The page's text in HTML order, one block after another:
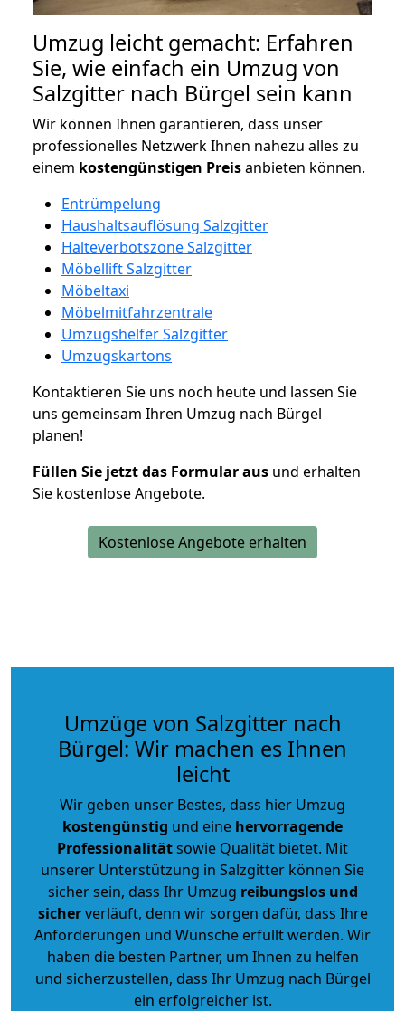
Umzug leicht gemacht: Erfahren
Sie, wie einfach ein Umzug von
Salzgitter nach Bürgel sein kann
Wir können Ihnen garantieren, dass unser
professionelles Netzwerk Ihnen nahezu alles zu
einem kostengünstigen Preisanbieten können.
Entrümpelung
Haushaltsauflösung Salzgitter
Halteverbotszone Salzgitter
Möbellift Salzgitter
Möbeltaxi
Möbelmitfahrzentrale
Umzugshelfer Salzgitter
Umzugskartons
Kontaktieren Sie uns noch heute und lassen Sie
uns gemeinsam Ihren Umzug nach Bürgel
planen!
Füllen Sie jetzt das Formular aus und erhalten
Sie kostenlose Angebote.
Kostenlose Angebote erhalten
Umzüge von Salzgitter nach
Bürgel: Wir machen es Ihnen
leicht
Wir geben unser Bestes, dass hier Umzug
kostengünstig und eine hervorragende
Professionalitätsowie Qualität bietet. Mit
unserer Unterstützung in Salzgitter können Sie
sicher sein, dass Ihr Umzug reibungslos und
sicherverläuft, denn wir sorgen dafür, dass Ihre
Anforderungen und Wünsche erfüllt werden. Wir
haben die besten Partner, um Ihnen zu helfen
und sicherzustellen, dass Ihr Umzug nach Bürgel
ein erfolgreicher ist.